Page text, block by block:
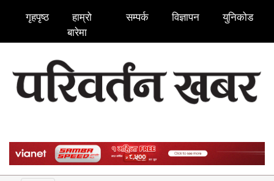
गृहपृष्ठ
हाम्रो
बारेमा
सम्पर्क विज्ञापन युनिकोड